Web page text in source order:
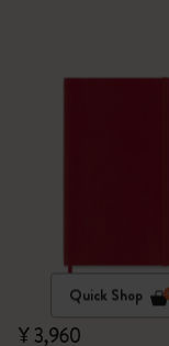
Quick Shop
¥ 3,960